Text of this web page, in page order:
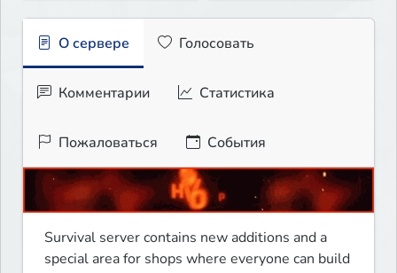
О сервере Голосовать
Комментарии Статистика
Пожаловаться События
Survival server contains new additions and a
special area for shops where everyone can build